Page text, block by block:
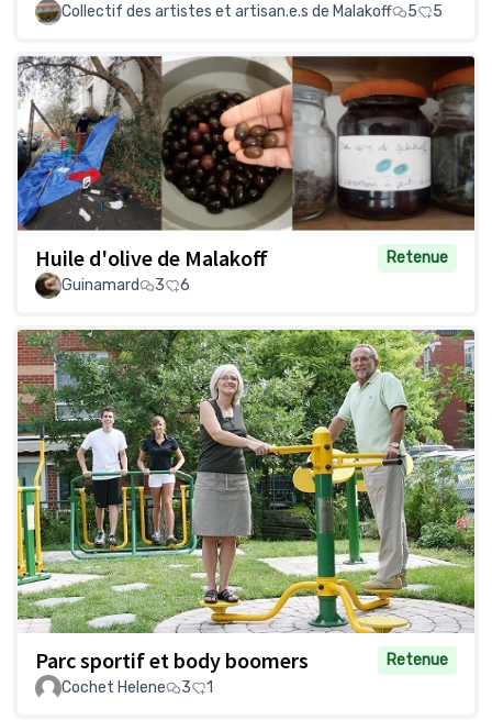
Collectif des artistes et artisan.e.s de Malakoff 5 5
Huile d'olive de Malakoff
Retenue
Guinamard
3 6
Parc sportif et body boomers
Retenue
Cochet Helene
3 1